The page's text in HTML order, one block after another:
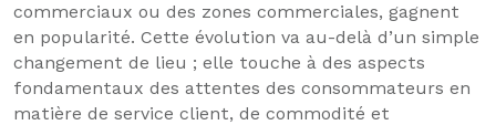
commerciaux ou des zones commerciales, gagnent
en popularité. Cette évolution va au-delà d’un simple
changement de lieu ; elle touche à des aspects
fondamentaux des attentes des consommateurs en
matière de service client, de commodité et